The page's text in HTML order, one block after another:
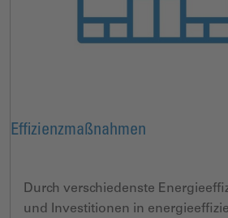
Effizienzmaßnahmen
Durch verschiedenste
und Investitionen in